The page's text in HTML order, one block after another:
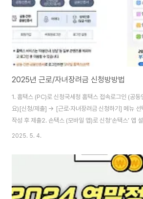
2025년 근로/자녀장려금 신청방방법
1. 홈택스 (PC)로 신청국세청 홈택스 접속로그인 (공동
요)[신청/제출] → [근로·자녀장려금 신청하기] 메뉴 선
작성 후 제출2. 손택스 (모바일 앱)로 신청‘손택스’ 앱
나 앱스토어에서 다운로드)로그인 후 [근로·자녀장려금
전화 → 안내에 따라 본인 인증 후 신청4. 세무서 방문
하여 직원 도움을 받아 신청 가능신분증 지참 필요 ✅
개월 이내 가능하나, 지급액의 10% 감액됨✅ 필요 서류
2025. 5. 4.